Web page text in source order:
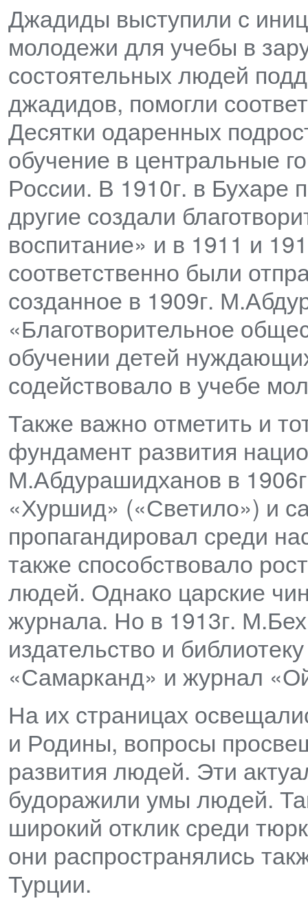
Джадиды выступили с
молодежи для учебы в
состоятельных людей
джадидов, помогли
Десятки одаренных
обучение в центральные
России. В 1910г. в
другие создали
воспитание» и в 1911 и
соответственно были
созданное в 1909г.
«Благотворительное
обучении детей
содействовало в учебе
Также важно отметить и
фундамент развития
М.Абдурашидханов в
«Хуршид» («Светило») и
пропагандировал среди
также способствовало
людей. Однако царские
журнала. Но в 1913г.
издательство и
«Самарканд» и журнал
На их страницах
и Родины, вопросы
развития людей. Эти
будоражили умы людей.
широкий отклик среди
они распространялись
Турции.